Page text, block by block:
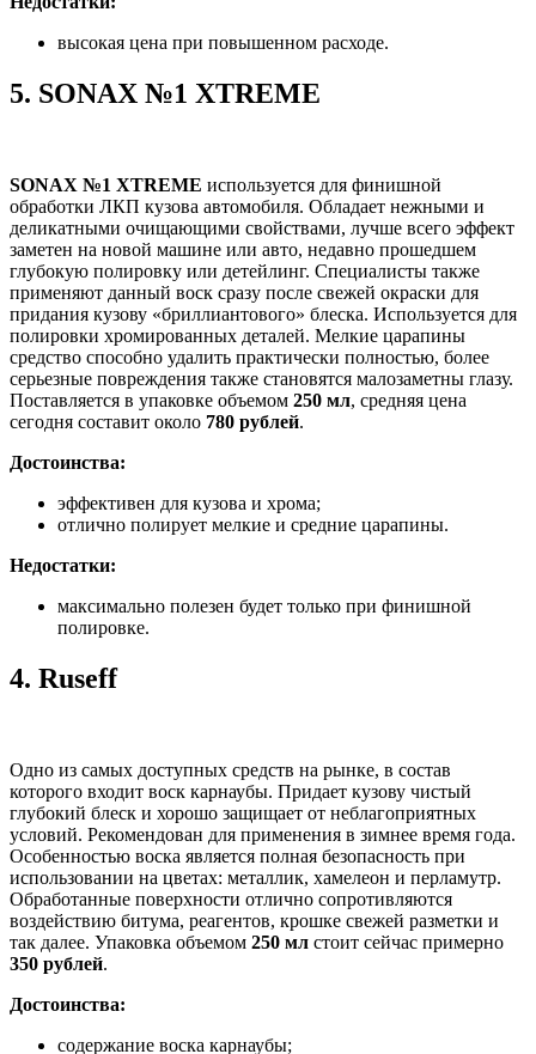
высокая цена при повышенном расходе.
5. SONAX №1 XTREME
SONAX №1 XTREME используется для финишной
обработки ЛКП кузова автомобиля. Обладает нежными и
деликатными очищающими свойствами, лучше всего эффект
заметен на новой машине или авто, недавно прошедшем
глубокую полировку или детейлинг. Специалисты также
применяют данный воск сразу после свежей окраски для
придания кузову «бриллиантового» блеска. Используется для
полировки хромированных деталей. Мелкие царапины
средство способно удалить практически полностью, более
серьезные повреждения также становятся малозаметны глазу.
Поставляется в упаковке объемом 250 мл, средняя цена
сегодня составит около 780 рублей.
Достоинства:
эффективен для кузова и хрома;
отлично полирует мелкие и средние царапины.
Недостатки:
максимально полезен будет только при финишной
полировке.
4. Ruseff
Одно из самых доступных средств на рынке, в состав
которого входит воск карнаубы. Придает кузову чистый
глубокий блеск и хорошо защищает от неблагоприятных
условий. Рекомендован для применения в зимнее время года.
Особенностью воска является полная безопасность при
использовании на цветах: металлик, хамелеон и перламутр.
Обработанные поверхности отлично сопротивляются
воздействию битума, реагентов, крошке свежей разметки и
так далее. Упаковка объемом 250 мл стоит сейчас примерно
350 рублей.
Достоинства:
содержание воска карнаубы;